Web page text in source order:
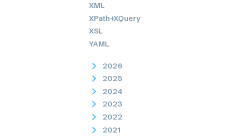
XML
XPath+XQuery
XSL
YAML
2026
2025
2024
2023
2022
2021